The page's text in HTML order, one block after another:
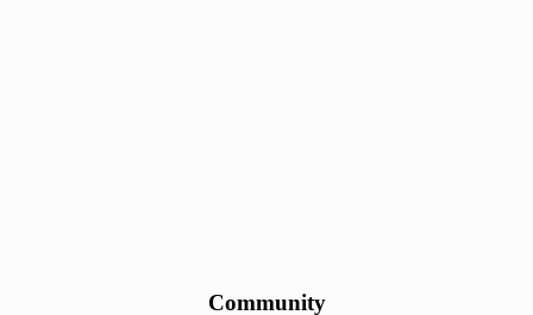
Community